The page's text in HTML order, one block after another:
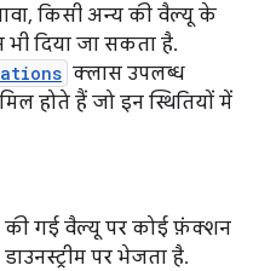
किसी अन्य की वैल्यू के
भी दिया जा सकता है.
क्लास उपलब्ध
होते हैं जो इन स्थितियों में
गई वैल्यू पर कोई फ़ंक्शन
पर भेजता है.